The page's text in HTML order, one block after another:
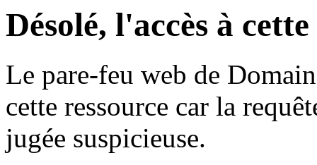
Désolé, l'accès à
Le pare-feu web de
cette ressource car la
jugée suspicieuse.